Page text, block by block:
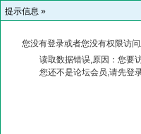
提示信息 »
您没有登录或者您没有权限访
读取数据错误,原因：您要
您还不是论坛会员,请先登